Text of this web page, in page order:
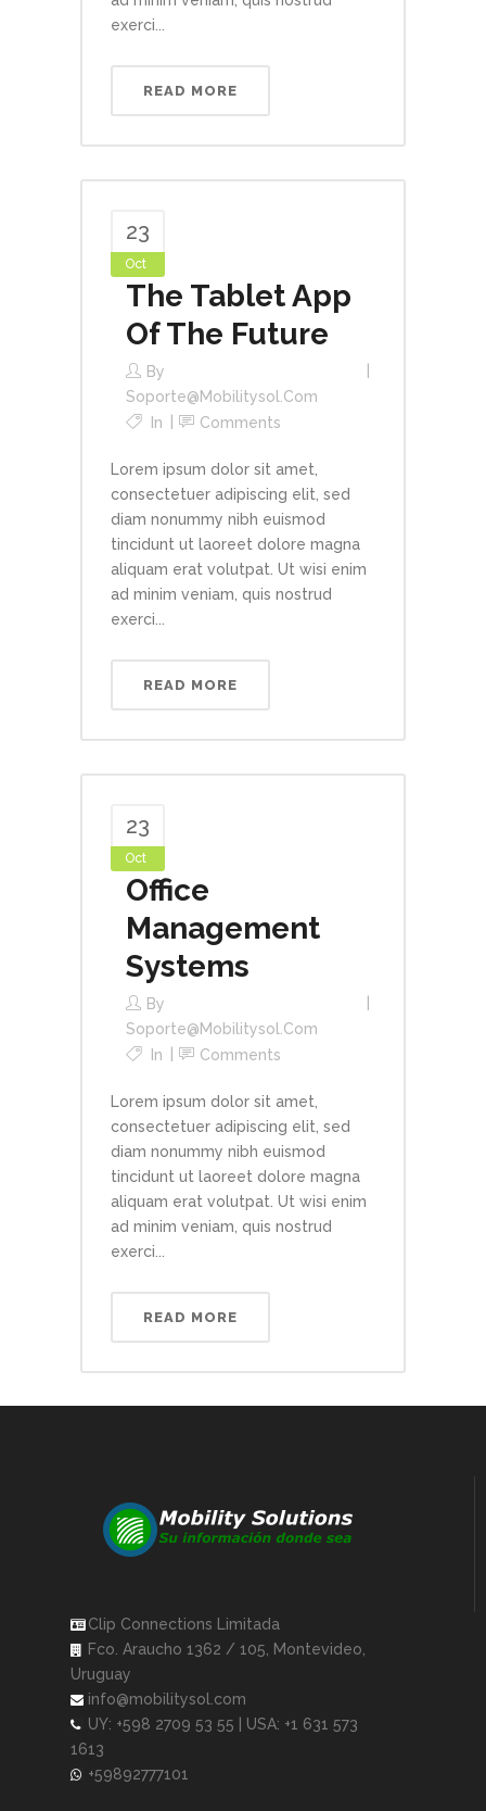
exerci...
READ MORE
23
Oct
The Tablet App
Of The Future
By
Soporte@mobilitysol.com
In
Comments
Lorem ipsum dolor sit amet,
consectetuer adipiscing elit, sed
diam nonummy nibh euismod
tincidunt ut laoreet dolore magna
aliquam erat volutpat. Ut wisi enim
ad minim veniam, quis nostrud
exerci...
READ MORE
23
Oct
Office
Management
Systems
By
Soporte@mobilitysol.com
In
Comments
Lorem ipsum dolor sit amet,
consectetuer adipiscing elit, sed
diam nonummy nibh euismod
tincidunt ut laoreet dolore magna
aliquam erat volutpat. Ut wisi enim
ad minim veniam, quis nostrud
exerci...
READ MORE
Clip Connections Limitada
Fco. Araucho 1362 / 105, Montevideo,
Uruguay
info@mobilitysol.com
UY: +598 2709 53 55 | USA: +1 631 573
1613
+59892777101